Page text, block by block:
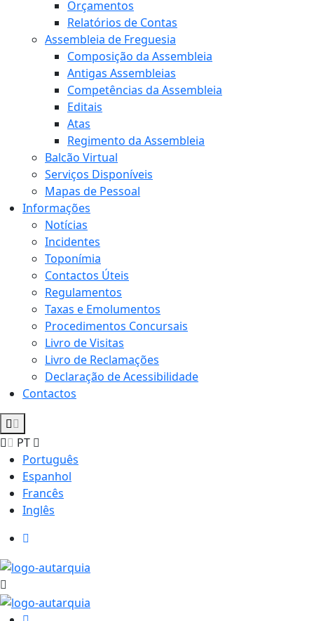
Orçamentos
Relatórios de Contas
Assembleia de Freguesia
Composição da Assembleia
Antigas Assembleias
Competências da Assembleia
Editais
Atas
Regimento da Assembleia
Balcão Virtual
Serviços Disponíveis
Mapas de Pessoal
Informações
Notícias
Incidentes
Toponímia
Contactos Úteis
Regulamentos
Taxas e Emolumentos
Procedimentos Concursais
Livro de Visitas
Livro de Reclamações
Declaração de Acessibilidade
Contactos
PT
Português
Espanhol
Francês
Inglês